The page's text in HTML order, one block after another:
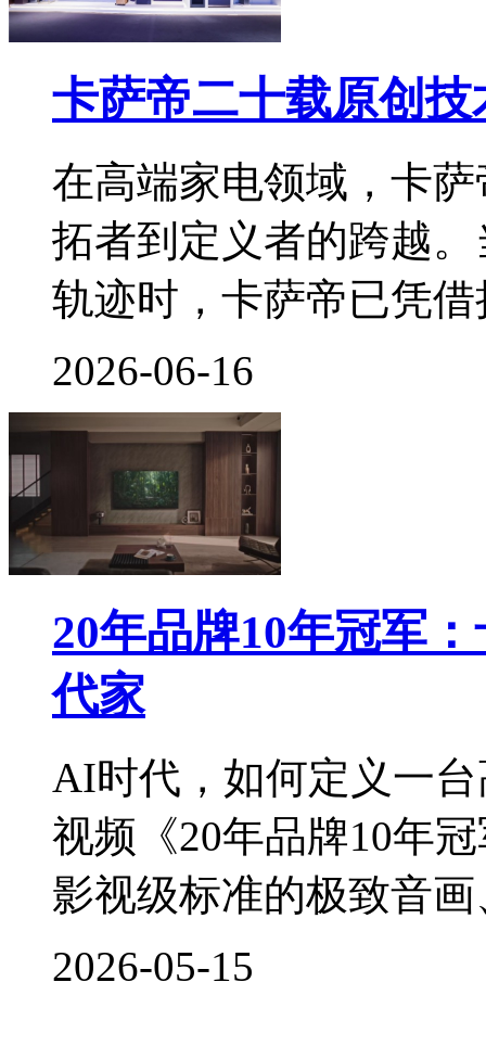
卡萨帝二十载原创
在高端家电领域，卡
拓者到定义者的跨越
轨迹时，卡萨帝已凭
2026-06-16
20年品牌10年冠军
代家
AI时代，如何定义一
视频《20年品牌10年
影视级标准的极致音画
2026-05-15